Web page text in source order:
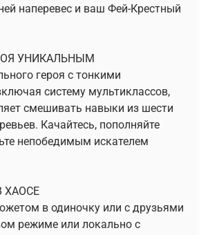
наперевес и ваш Фей-Крестный
УНИКАЛЬНЫМ
героя с тонкими
систему мультиклассов,
смешивать навыки из шести
Качайтесь, пополняйте
непобедимым искателем
ХАОСЕ
в одиночку или с друзьями
режиме или локально с